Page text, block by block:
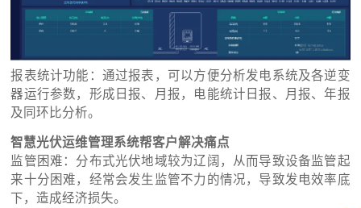
报表统计功能：通过报表，可以方便分析发电系统及各逆变
器运行参数，形成日报、月报，电能统计日报、月报、年报
及同环比分析。
智慧光伏运维管理系统帮客户解决痛点
监管困难：分布式光伏地域较为辽阔，从而导致设备监管起
来十分困难，经常会发生监管不力的情况，导致发电效率底
下，造成经济损失。